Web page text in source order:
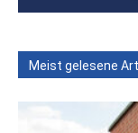
Meist gelesene